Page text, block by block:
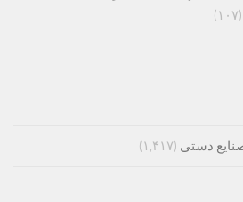
(۱۰۷)
دستی (۱,۴۱۷)